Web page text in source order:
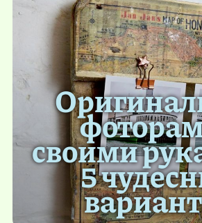
своими
5